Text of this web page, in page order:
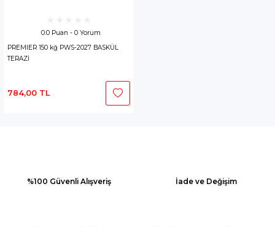
0.0 Puan - 0 Yorum
PREMIER 150 kğ PWS-2027 BASKÜL
TERAZİ
784,00 TL
%100 Güvenli Alışveriş İade ve Değişim